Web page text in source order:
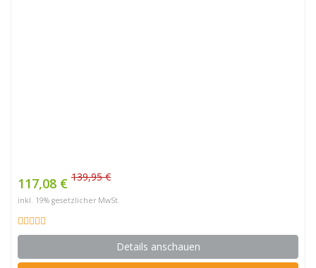
117,08 € 139,95 €
inkl. 19% gesetzlicher MwSt.
Details anschauen